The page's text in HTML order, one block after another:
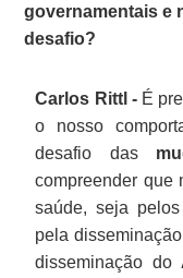
governamentais e
desafio?
Carlos Rittl -É
o nosso
desafio das
compreender que
saúde, seja
pela
disseminação do